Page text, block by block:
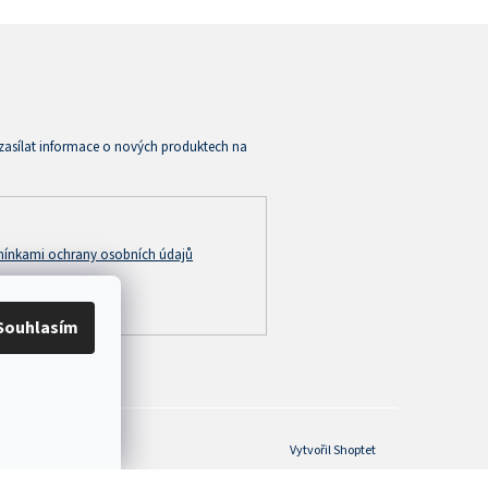
informace o nových produktech na
ochrany osobních údajů
Vytvořil Shoptet